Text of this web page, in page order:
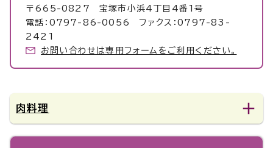
〒665-0827 宝塚市小浜4丁目4番1号
電話：0797-86-0056 ファクス：0797-83-
2421
お問い合わせは専用フォームをご利用ください。
肉料理